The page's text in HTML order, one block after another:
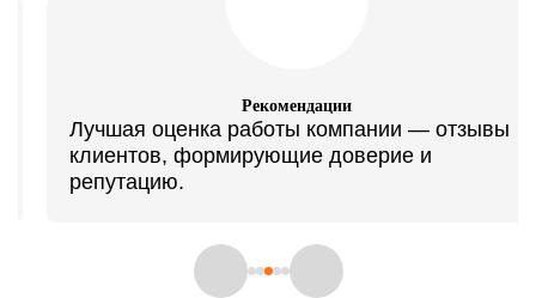
Рекомендации
Лучшая оценка работы компании — отзывы
клиентов, формирующие доверие и
репутацию.